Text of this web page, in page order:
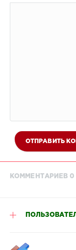
ОТПРАВИТЬ
КОММЕНТАРИЕВ 0